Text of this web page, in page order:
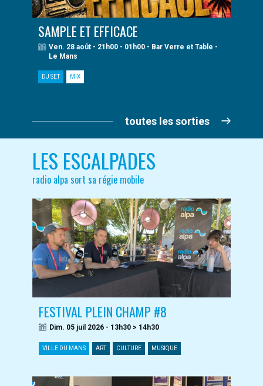
SAMPLE ET EFFICACE
Ven. 28 août - 21h00 - 01h00 - Bar Verre et Table -
Le Mans
DJ SET MIX
toutes les sorties
LES ESCALPADES
radio alpa sort sa régie mobile
FESTIVAL PLEIN CHAMP #8
Dim. 05 juil 2026 - 13h30 > 14h30
VILLE DU MANS ART CULTURE MUSIQUE